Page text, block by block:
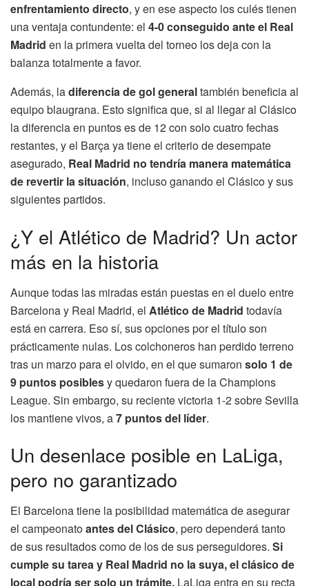
enfrentamiento directo, y en ese aspecto los culés tienen
una ventaja contundente: el 4-0 conseguido ante el Real
Madrid en la primera vuelta del torneo los deja con la
balanza totalmente a favor.
Además, ladiferencia de gol generaltambién beneficia al
equipo blaugrana. Esto significa que, si al llegar al Clásico
la diferencia en puntos es de 12 con solo cuatro fechas
restantes, y el Barça ya tiene el criterio de desempate
asegurado, Real Madrid no tendría manera matemática
de revertir la situación, incluso ganando el Clásico y sus
siguientes partidos.
¿Y el Atlético de Madrid? Un actor
más en la historia
Aunque todas las miradas están puestas en el duelo entre
Barcelona y Real Madrid, el Atlético de Madrid todavía
está en carrera. Eso sí, sus opciones por el título son
prácticamente nulas. Los colchoneros han perdido terreno
tras un marzo para el olvido, en el que sumaron solo 1 de
9 puntos posiblesy quedaron fuera de la Champions
League. Sin embargo, su reciente victoria 1-2 sobre Sevilla
los mantiene vivos, a7 puntos del líder.
Un desenlace posible en LaLiga,
pero no garantizado
El Barcelona tiene la posibilidad matemática de asegurar
el campeonatoantes del Clásico, pero dependerá tanto
de sus resultados como de los de sus perseguidores. Si
cumple su tarea y Real Madrid no la suya, el clásico de
local podría ser solo un trámite. LaLiga entra en su recta